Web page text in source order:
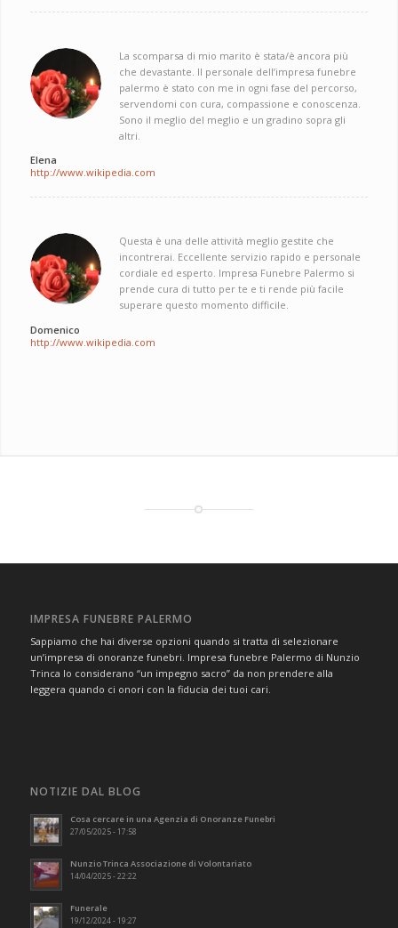
La scomparsa di mio marito è stata/è ancora più
che devastante. Il personale dell’impresa funebre
palermo è stato con me in ogni fase del percorso,
servendomi con cura, compassione e conoscenza.
Sono il meglio del meglio e un gradino sopra gli
altri.
Elena
http://www.wikipedia.com
Questa è una delle attività meglio gestite che
incontrerai. Eccellente servizio rapido e personale
cordiale ed esperto. Impresa Funebre Palermo si
prende cura di tutto per te e ti rende più facile
superare questo momento difficile.
Domenico
http://www.wikipedia.com
IMPRESA FUNEBRE PALERMO
Sappiamo che hai diverse opzioni quando si tratta di selezionare
un’impresa di onoranze funebri. Impresa funebre Palermo di Nunzio
Trinca lo considerano “un impegno sacro” da non prendere alla
leggera quando ci onori con la fiducia dei tuoi cari.
NOTIZIE DAL BLOG
Cosa cercare in una Agenzia di Onoranze Funebri
27/05/2025 - 17:58
Nunzio Trinca Associazione di Volontariato
14/04/2025 - 22:22
Funerale
19/12/2024 - 19:27